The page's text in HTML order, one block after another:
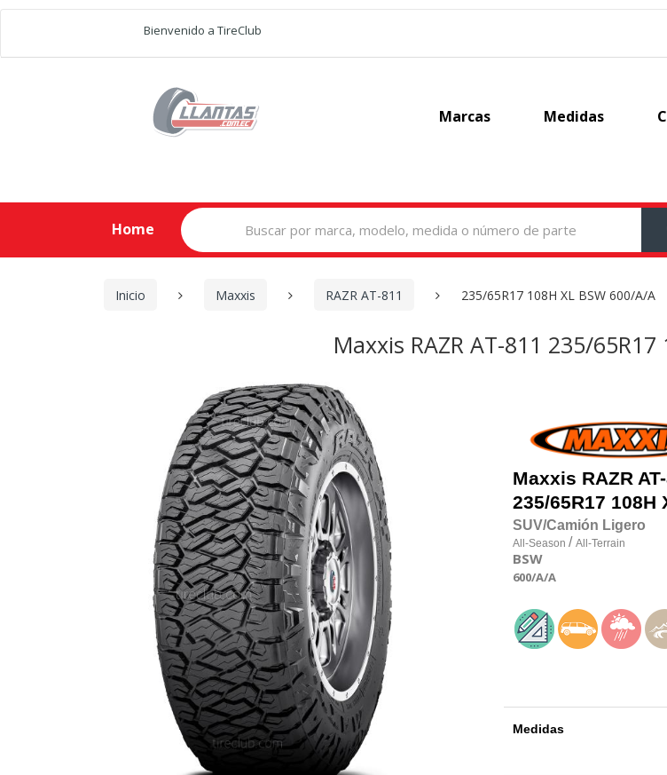
Bienvenido a TireClub
Marcas Medidas
Home
Search
for:
Inicio Maxxis RAZR AT-811 235/65R17 108H XL BSW 600/A/A
Maxxis RAZR AT-811 235/
Maxxis RAZR
235/65R17 108H
SUV/Camión Ligero
All-Season / All-Terrain
BSW
600/A/A
Medidas